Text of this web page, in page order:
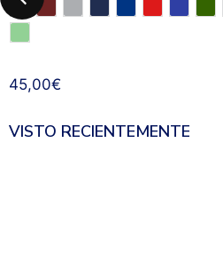
45,00€
VISTO RECIENTEMENTE